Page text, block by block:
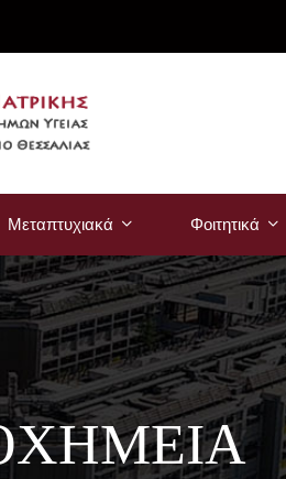
Μεταπτυχιακά Φοιτητικά